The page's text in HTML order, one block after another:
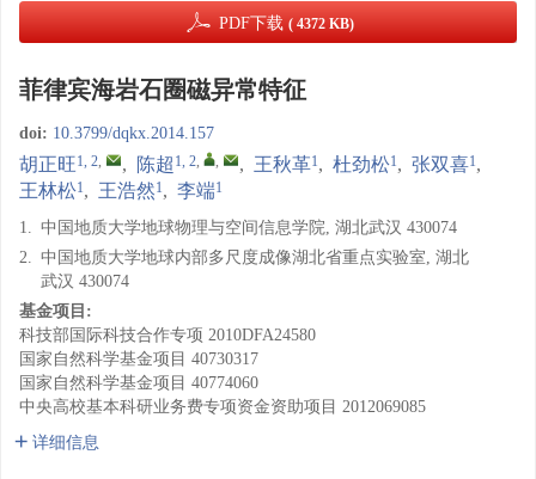
PDF下载 ( 4372 KB)
菲律宾海岩石圈磁异常特征
doi: 10.3799/dqkx.2014.157
胡正旺1, 2, , 陈超 1, 2, , , 王秋革1, 杜劲松1, 张双喜1,
王林松1, 王浩然1, 李端1
1. 中国地质大学地球物理与空间信息学院, 湖北武汉 430074
2. 中国地质大学地球内部多尺度成像湖北省重点实验室, 湖北
武汉 430074
基金项目:
科技部国际科技合作专项 2010DFA24580
国家自然科学基金项目 40730317
国家自然科学基金项目 40774060
中央高校基本科研业务费专项资金资助项目 2012069085
详细信息